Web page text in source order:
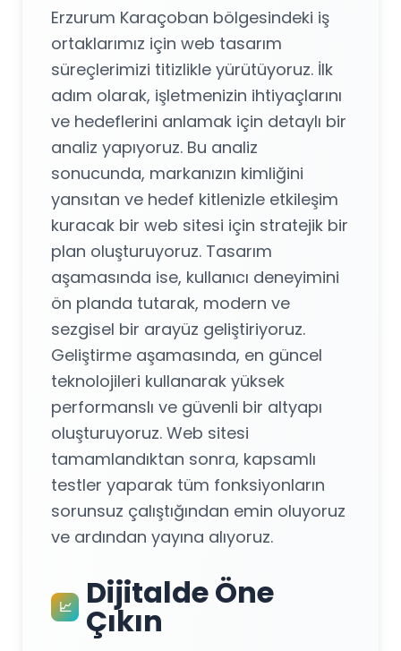
Erzurum Karaçoban bölgesindeki iş
ortaklarımız için web tasarım
süreçlerimizi titizlikle yürütüyoruz. İlk
adım olarak, işletmenizin ihtiyaçlarını
ve hedeflerini anlamak için detaylı bir
analiz yapıyoruz. Bu analiz
sonucunda, markanızın kimliğini
yansıtan ve hedef kitlenizle etkileşim
kuracak bir web sitesi için stratejik bir
plan oluşturuyoruz. Tasarım
aşamasında ise, kullanıcı deneyimini
ön planda tutarak, modern ve
sezgisel bir arayüz geliştiriyoruz.
Geliştirme aşamasında, en güncel
teknolojileri kullanarak yüksek
performanslı ve güvenli bir altyapı
oluşturuyoruz. Web sitesi
tamamlandıktan sonra, kapsamlı
testler yaparak tüm fonksiyonların
sorunsuz çalıştığından emin oluyoruz
ve ardından yayına alıyoruz.
📈 Dijitalde Öne
Çıkın